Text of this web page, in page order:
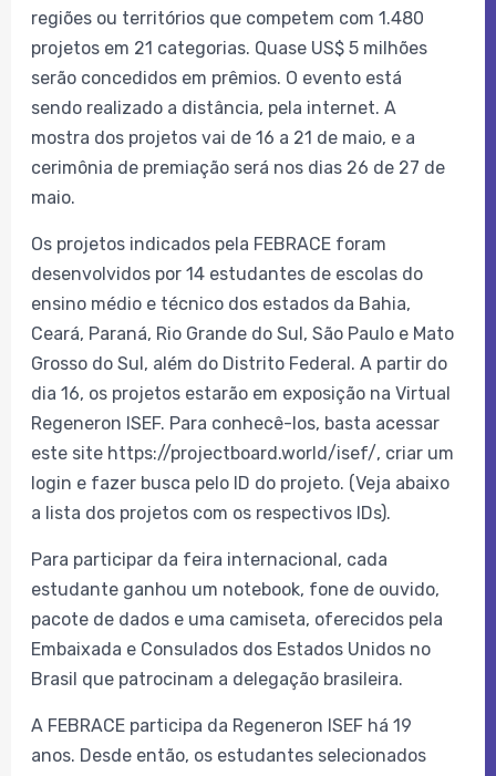
regiões ou territórios que competem com 1.480
projetos em 21 categorias. Quase US$ 5 milhões
serão concedidos em prêmios. O evento está
sendo realizado a distância, pela internet. A
mostra dos projetos vai de 16 a 21 de maio, e a
cerimônia de premiação será nos dias 26 de 27 de
maio.
Os projetos indicados pela FEBRACE foram
desenvolvidos por 14 estudantes de escolas do
ensino médio e técnico dos estados da Bahia,
Ceará, Paraná, Rio Grande do Sul, São Paulo e Mato
Grosso do Sul, além do Distrito Federal. A partir do
dia 16, os projetos estarão em exposição na Virtual
Regeneron ISEF. Para conhecê-los, basta acessar
este site https://projectboard.world/isef/, criar um
login e fazer busca pelo ID do projeto. (Veja abaixo
a lista dos projetos com os respectivos IDs).
Para participar da feira internacional, cada
estudante ganhou um notebook, fone de ouvido,
pacote de dados e uma camiseta, oferecidos pela
Embaixada e Consulados dos Estados Unidos no
Brasil que patrocinam a delegação brasileira.
A FEBRACE participa da Regeneron ISEF há 19
anos. Desde então, os estudantes selecionados